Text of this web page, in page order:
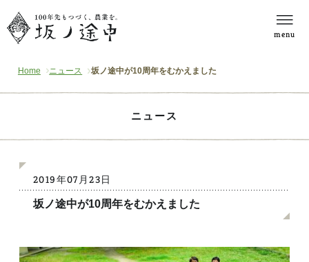
menu
Home ニュース 坂ノ途中が10周年をむかえました
ニュース
2019年07月23日
坂ノ途中が10周年をむかえました